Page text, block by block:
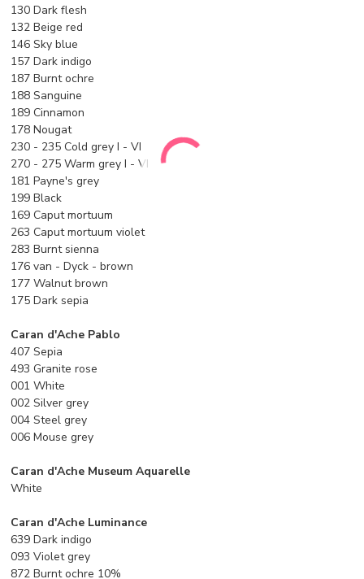
130 Dark flesh
132 Beige red
146 Sky blue
157 Dark indigo
187 Burnt ochre
188 Sanguine
189 Cinnamon
178 Nougat
230 - 235 Cold grey I - VI
270 - 275 Warm grey I - VI
181 Payne's grey
199 Black
169 Caput mortuum
263 Caput mortuum violet
283 Burnt sienna
176 van - Dyck - brown
177 Walnut brown
175 Dark sepia
Caran d'Ache Pablo
407 Sepia
493 Granite rose
001 White
002 Silver grey
004 Steel grey
006 Mouse grey
Caran d'Ache Museum Aquarelle
White
Caran d'Ache Luminance
639 Dark indigo
093 Violet grey
872 Burnt ochre 10%